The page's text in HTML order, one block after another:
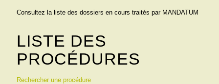
Consultez la liste des dossiers en cours traités par MANDATUM
LISTE DES
PROCÉDURES
Rechercher une procédure